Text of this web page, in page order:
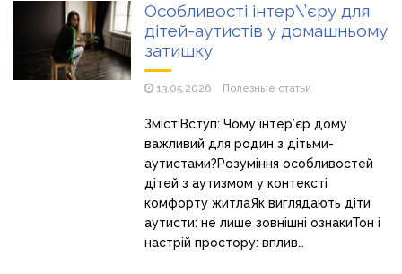
Особливості інтер\’єру для
дітей-аутистів у домашньому
затишку
13.05.2026 Полезные статьи
Зміст:Вступ: Чому інтер’єр дому
важливий для родин з дітьми-
аутистами?Розуміння особливостей
дітей з аутизмом у контексті
комфорту житлаЯк виглядають діти
аутисти: не лише зовнішні ознакиТон і
настрій простору: вплив…